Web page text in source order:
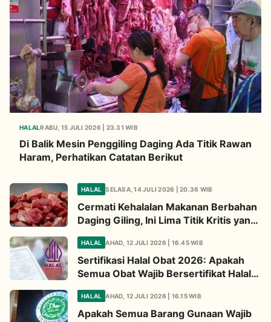
HALALRABU, 15 JULI 2026 | 23.31 WIB
Di Balik Mesin Penggiling Daging Ada Titik Rawan
Haram, Perhatikan Catatan Berikut
HALAL SELASA, 14 JULI 2026 | 20.36 WIB
Cermati Kehalalan Makanan Berbahan
Daging Giling, Ini Lima Titik Kritis yang
Wajib Diperhatikan
HALAL AHAD, 12 JULI 2026 | 16.45 WIB
Sertifikasi Halal Obat 2026: Apakah
Semua Obat Wajib Bersertifikat Halal?
Begini Penjelasannya
HALAL AHAD, 12 JULI 2026 | 16.15 WIB
Apakah Semua Barang Gunaan Wajib